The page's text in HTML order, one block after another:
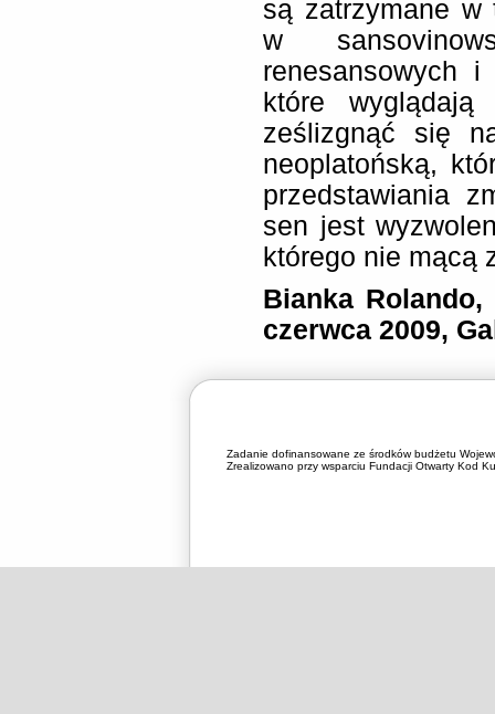
są zatrzymane w
w
renesansowych i
które
ześlizgnąć się
neoplatońską,
przedstawiania
sen jest
którego nie mącą
Bianka
czerwca 2009,
Zadanie dofinansowane ze środków budżetu
Zrealizowano przy wsparciu Fundacji Otwarty Kod